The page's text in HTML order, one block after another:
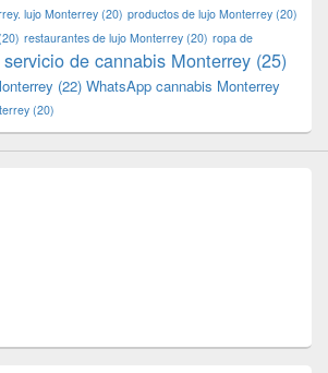
lujo Monterrey (20) productos de lujo Monterrey (20)
restaurantes de lujo Monterrey (20) ropa de
servicio de cannabis Monterrey (25)
(22) WhatsApp cannabis Monterrey
(20)